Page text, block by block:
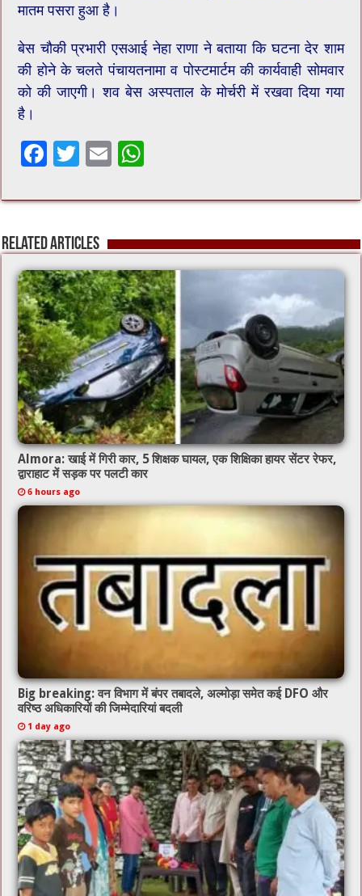
मातम पसरा हुआ है।
बेस चौकी प्रभारी एसआई नेहा राणा ने बताया कि घटना देर शाम
की होने के चलते पंचायतनामा व पोस्टमार्टम की कार्यवाही सोमवार
को की जाएगी। शव बेस अस्पताल के मोर्चरी में रखवा दिया गया
है।
F
e
b
o
o
k
T
tt
er
E
ai
l
at
sA
p
p
Related Articles
Almora: खाई में गिरी कार, 5 शिक्षक घायल, एक शिक्षिका हायर सेंटर रेफर,
द्वाराहाट में सड़क पर पलटी कार
6 hours ago
Big breaking: वन विभाग में बंपर तबादले, अल्मोड़ा समेत कई DFO और
वरिष्ठ अधिकारियों की जिम्मेदारियां बदली
1 day ago